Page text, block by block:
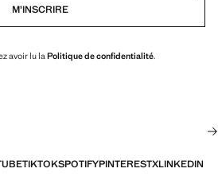
M’INSCRIRE
avoir lu laPolitique de confidentialité.
TIKTOKSPOTIFYPINTERESTXLINKEDIN